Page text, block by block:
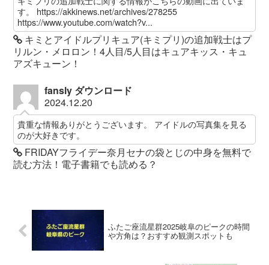
す。 https://akkinews.net/archives/278255
https://www.youtube.com/watch?v...
キミとアイドルプリキュア(キミプリ)の追加戦士はプ
リルン・メロロン！4人目/5人目はキュアキッス・キュ
アズキューン！
fansly ダウンロード
2024.12.20
貴重な情報ありがとうございます。 アイドルの写真集を見る
のが大好きです。
FRIDAYフライデー奈月セナの袋とじの中身を無料で
読む方法！電子書籍でも読める？
ふたご座流星群2025岐阜のピークの時間
や方角は？おすすめ観測スポットも